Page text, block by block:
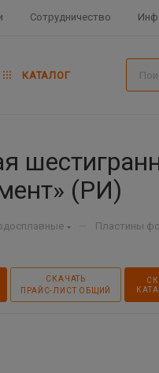
Сотрудничество
КАТАЛОГ
(РИ)
Пластины
СКАЧАТЬ
ПРАЙС-ЛИСТ ОБЩИЙ